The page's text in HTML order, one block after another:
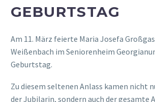
EBURTSTAG
Am 11. März feierte Maria Josefa
Weißenbach im Seniorenheim
Geburtstag.
Zu diesem seltenen Anlass kamen nicht
der Jubilarin, sondern auch der gesamte